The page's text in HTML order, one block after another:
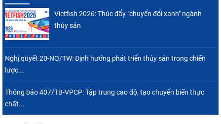
Vietfish 2026: Thúc đẩy "chuyển đổi xanh" ngành
thủy sản
Nghị quyết 20-NQ/TW: Định hướng phát triển thủy sản trong chiến
lược...
Thông báo 407/TB-VPCP: Tập trung cao độ, tạo chuyển biến thực
chất...